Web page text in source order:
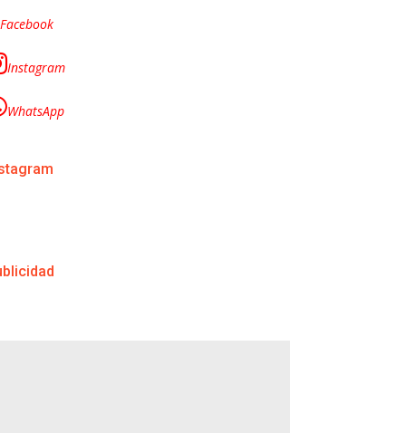
Facebook
Instagram
WhatsApp